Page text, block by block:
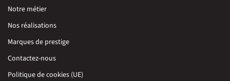
Notre métier
Nos réalisations
Marques de prestige
Contactez-nous
Politique de cookies (UE)